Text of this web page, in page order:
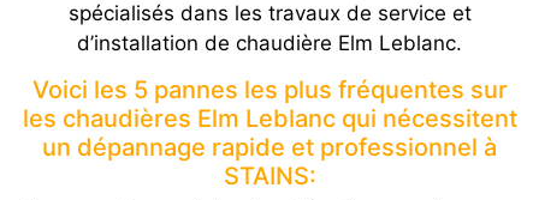
spécialisés dans les travaux de service et
d’installation de chaudière Elm Leblanc.
Voici les 5 pannes les plus fréquentes sur
les chaudières Elm Leblanc qui nécessitent
un dépannage rapide et professionnel à
STAINS: